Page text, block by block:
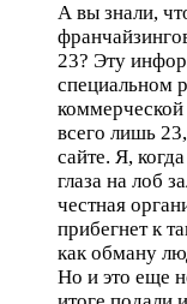
А вы знали,
23? Эту
специальном
коммерческой
всего лишь
сайте. Я,
глаза на лоб
честная
прибегнет к
как обману
Но и это еще